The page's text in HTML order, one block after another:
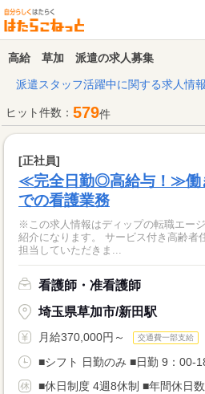
高給 草加 派遣の求人募集
派遣スタッフ活躍中に関する求人情
ヒット件数： 579件
[正社員]
≪完全日勤◎高給与！≫働
での看護業務
※この求人情報はディップの転職エー
紹介になります。 サービス付き高齢者
担当していただきま...
看護師・准看護師
埼玉県草加市/新田駅
月給370,000円～ 交通費一部支給
■シフト 日勤のみ ■日勤 9：00-
■休日制度 4週8休制 ■年間休日